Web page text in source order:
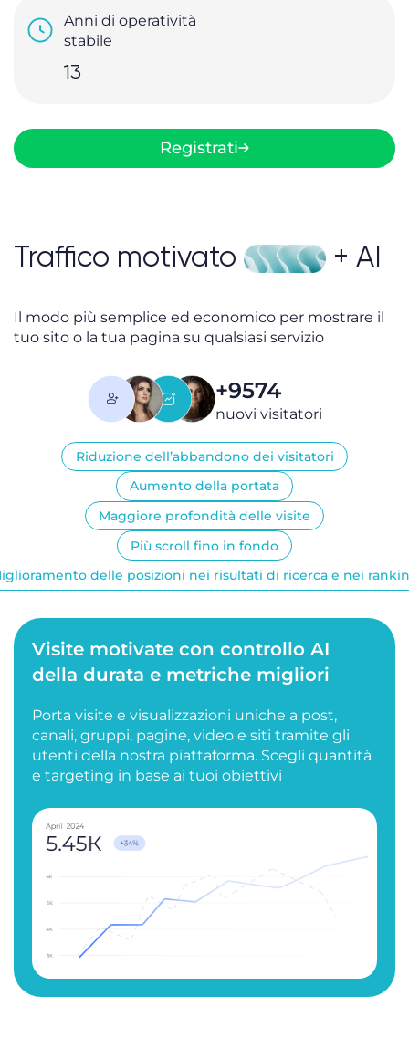
Registrati
Anni di operatività
stabile
13
Traffico motivato + AI
Il modo più semplice ed economico per mostrare il
tuo sito o la tua pagina su qualsiasi servizio
+9574
nuovi visitatori
Riduzione dell’abbandono dei visitatori
Aumento della portata
Maggiore profondità delle visite
Più scroll fino in fondo
delle posizioni nei risultati di ricerca e nei
Visite motivate con controllo AI
della durata e metriche migliori
Porta visite e visualizzazioni uniche a post,
canali, gruppi, pagine, video e siti tramite gli
utenti della nostra piattaforma. Scegli quantità
e targeting in base ai tuoi obiettivi